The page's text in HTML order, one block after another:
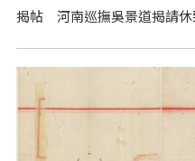
揭帖 河南巡撫吳景道揭請休